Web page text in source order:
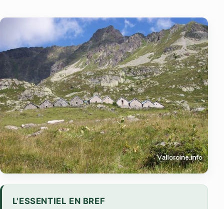
L'ESSENTIEL EN BREF